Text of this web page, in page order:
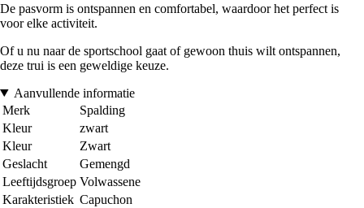
De pasvorm is ontspannen en comfortabel, waardoor het perfect is
voor elke activiteit.
Of u nu naar de sportschool gaat of gewoon thuis wilt ontspannen,
deze trui is een geweldige keuze.
Aanvullende informatie
Merk
Spalding
Kleur
zwart
Kleur
Zwart
Geslacht
Gemengd
Leeftijdsgroep Volwassene
Karakteristiek Capuchon